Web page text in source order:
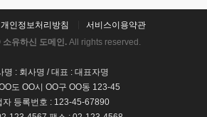
개인정보처리방침
서비스이용약관
소유하신 도메인. All rights reserved.
명 : 회사명 / 대표 : 대표자명
도 OO시 OO구 OO동 123-45
자 등록번호 : 123-45-67890